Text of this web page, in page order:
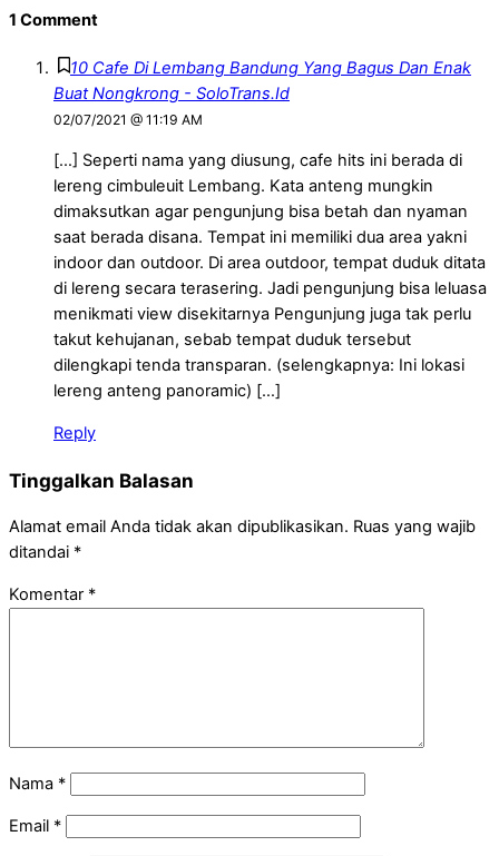
1 Comment
10 Cafe Di Lembang Bandung Yang Bagus Dan Enak
Buat Nongkrong - SoloTrans.Id
02/07/2021 @ 11:19 AM
[…] Seperti nama yang diusung, cafe hits ini berada di
lereng cimbuleuit Lembang. Kata anteng mungkin
dimaksutkan agar pengunjung bisa betah dan nyaman
saat berada disana. Tempat ini memiliki dua area yakni
indoor dan outdoor. Di area outdoor, tempat duduk ditata
di lereng secara terasering. Jadi pengunjung bisa leluasa
menikmati view disekitarnya Pengunjung juga tak perlu
takut kehujanan, sebab tempat duduk tersebut
dilengkapi tenda transparan. (selengkapnya: Ini lokasi
lereng anteng panoramic) […]
Reply
Tinggalkan Balasan
Alamat email Anda tidak akan dipublikasikan. Ruas yang wajib
ditandai *
Komentar *
Nama *
Email *